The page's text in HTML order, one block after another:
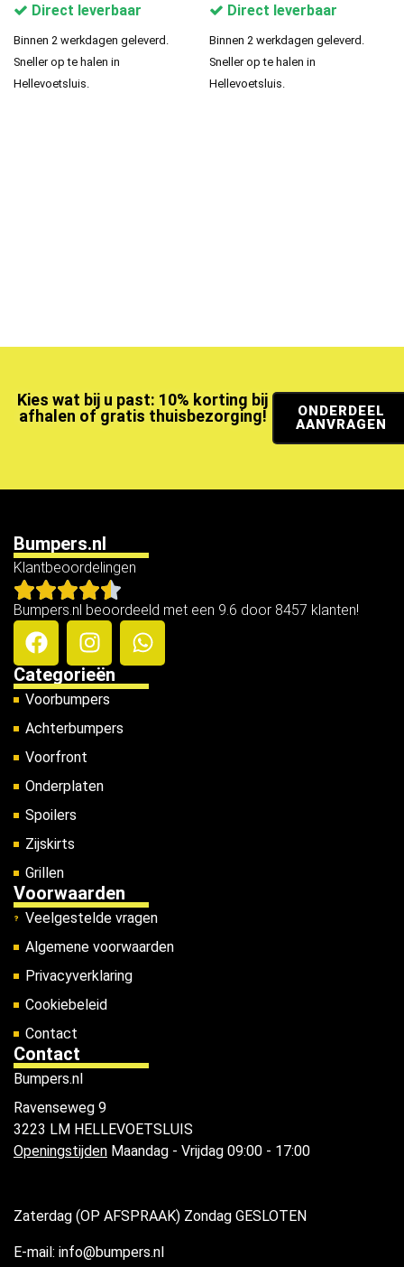
Direct leverbaar
Binnen 2 werkdagen geleverd.
Sneller op te halen in
Hellevoetsluis.
Direct leverbaar
Binnen 2 werkdagen geleverd.
Sneller op te halen in
Hellevoetsluis.
Kies wat bij u past: 10% korting bij
afhalen of gratis thuisbezorging!
ONDERDEEL
AANVRAGEN
Bumpers.nl
Klantbeoordelingen
Bumpers.nl beoordeeld met een 9.6 door 8457 klanten!
Categorieën
Voorbumpers
Achterbumpers
Voorfront
Onderplaten
Spoilers
Zijskirts
Grillen
Voorwaarden
Veelgestelde vragen
Algemene voorwaarden
Privacyverklaring
Cookiebeleid
Contact
Contact
Bumpers.nl
Ravenseweg 9
3223 LM HELLEVOETSLUIS
Openingstijden Maandag - Vrijdag 09:00 - 17:00
Zaterdag (OP AFSPRAAK) Zondag GESLOTEN
E-mail: info@bumpers.nl